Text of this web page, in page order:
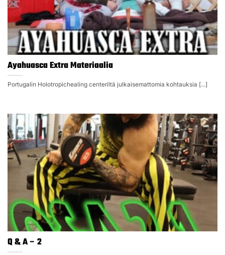
Ayahuasca Extra Materiaalia
Portugalin Holotropichealing centeriltä julkaisemattomia kohtauksia [...]
Q & A – 2